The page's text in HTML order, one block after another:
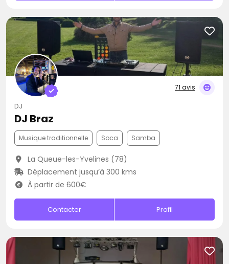
71 avis
DJ
DJ Braz
Musique traditionnelle Soca Samba
La Queue-les-Yvelines (78)
Déplacement jusqu’à 300 kms
À partir de 600€
Contacter Profil